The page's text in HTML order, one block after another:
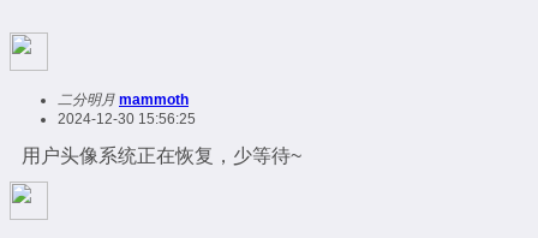
二分明月 mammoth
2024-12-30 15:56:25
用户头像系统正在恢复，少等待~